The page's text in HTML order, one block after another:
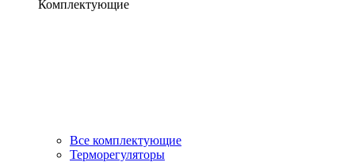
Комплектующие
Все комплектующие
Терморегуляторы